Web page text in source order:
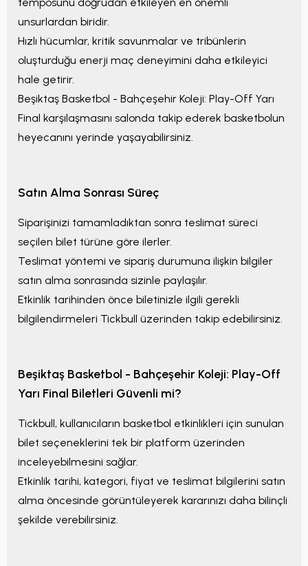
unsurlardan biridir.
Hızlı hücumlar, kritik savunmalar ve tribünlerin
oluşturduğu enerji maç deneyimini daha etkileyici
hale getirir.
Beşiktaş Basketbol - Bahçeşehir Koleji: Play-Off Yarı
Final karşılaşmasını salonda takip ederek basketbolun
heyecanını yerinde yaşayabilirsiniz.
Satın Alma Sonrası Süreç
Siparişinizi tamamladıktan sonra teslimat süreci
seçilen bilet türüne göre ilerler.
Teslimat yöntemi ve sipariş durumuna ilişkin bilgiler
satın alma sonrasında sizinle paylaşılır.
Etkinlik tarihinden önce biletinizle ilgili gerekli
bilgilendirmeleri Tickbull üzerinden takip edebilirsiniz.
Beşiktaş Basketbol - Bahçeşehir Koleji: Play-Off
Yarı Final Biletleri Güvenli mi?
Tickbull, kullanıcıların basketbol etkinlikleri için sunulan
bilet seçeneklerini tek bir platform üzerinden
inceleyebilmesini sağlar.
Etkinlik tarihi, kategori, fiyat ve teslimat bilgilerini satın
alma öncesinde görüntüleyerek kararınızı daha bilinçli
şekilde verebilirsiniz.